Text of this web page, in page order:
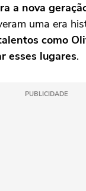
a nova
uma era
como
esses lugares.
PUBLICIDADE